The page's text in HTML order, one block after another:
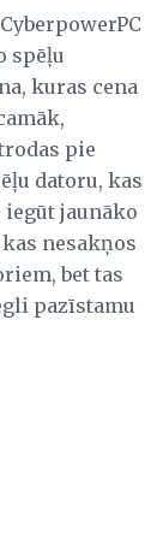
spēļu
kuras cena
pie
datoru, kas
iegūt jaunāko
nesakņos
bet tas
pazīstamu